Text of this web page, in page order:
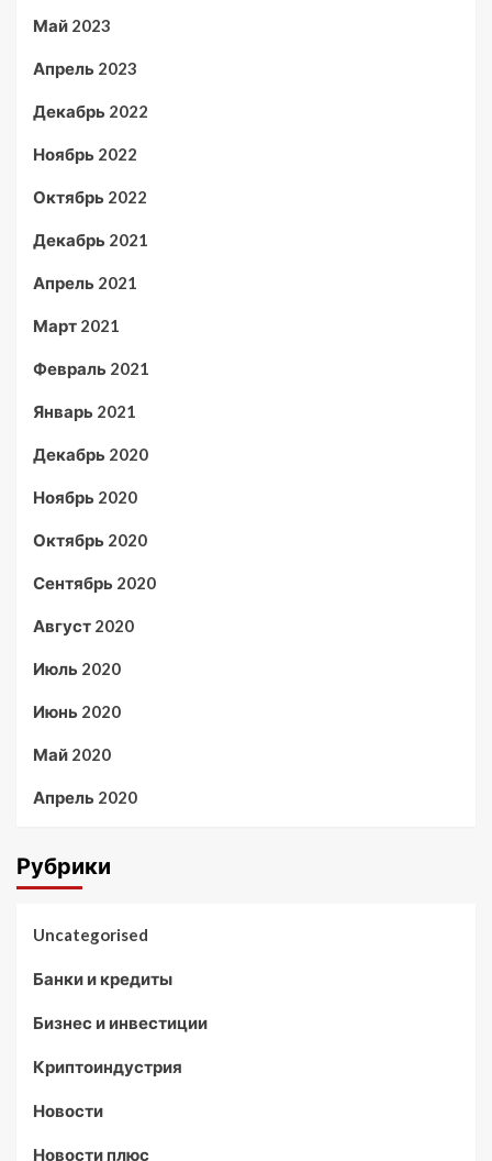
Май 2023
Апрель 2023
Декабрь 2022
Ноябрь 2022
Октябрь 2022
Декабрь 2021
Апрель 2021
Март 2021
Февраль 2021
Январь 2021
Декабрь 2020
Ноябрь 2020
Октябрь 2020
Сентябрь 2020
Август 2020
Июль 2020
Июнь 2020
Май 2020
Апрель 2020
Рубрики
Uncategorised
Банки и кредиты
Бизнес и инвестиции
Криптоиндустрия
Новости
Новости плюс